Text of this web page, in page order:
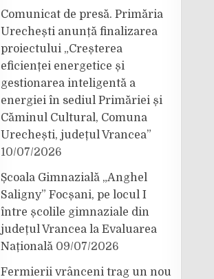
Comunicat de presă. Primăria
Urechești anunță finalizarea
proiectului „Creșterea
eficienței energetice și
gestionarea inteligentă a
energiei în sediul Primăriei și
Căminul Cultural, Comuna
Urechești, județul Vrancea”
10/07/2026
Școala Gimnazială „Anghel
Saligny” Focșani, pe locul I
între școlile gimnaziale din
județul Vrancea la Evaluarea
Națională 09/07/2026
Fermierii vrânceni trag un nou